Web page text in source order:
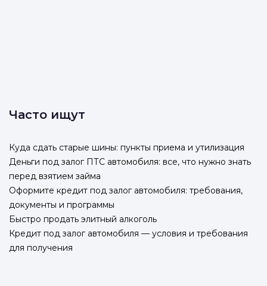
Часто ищут
Куда сдать старые шины: пункты приема и утилизация
Деньги под залог ПТС автомобиля: все, что нужно знать
перед взятием займа
Оформите кредит под залог автомобиля: требования,
документы и программы
Быстро продать элитный алкоголь
Кредит под залог автомобиля — условия и требования
для получения